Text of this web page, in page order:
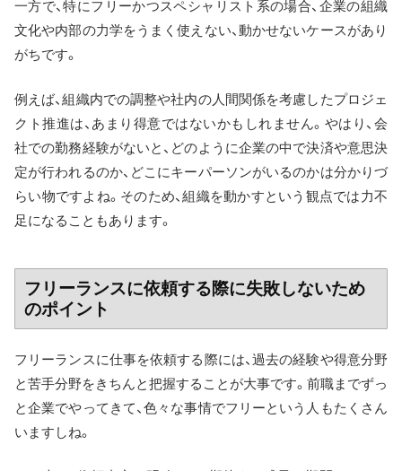
一方で、特にフリーかつスペシャリスト系の場合、企業の組織
文化や内部の力学をうまく使えない、動かせないケースがあり
がちです。
例えば、組織内での調整や社内の人間関係を考慮したプロジェ
クト推進は、あまり得意ではないかもしれません。やはり、会
社での勤務経験がないと、どのように企業の中で決済や意思決
定が行われるのか、どこにキーパーソンがいるのかは分かりづ
らい物ですよね。そのため、組織を動かすという観点では力不
足になることもあります。
フリーランスに依頼する際に失敗しないため
のポイント
フリーランスに仕事を依頼する際には、過去の経験や得意分野
と苦手分野をきちんと把握することが大事です。前職までずっ
と企業でやってきて、色々な事情でフリーという人もたくさん
いますしね。